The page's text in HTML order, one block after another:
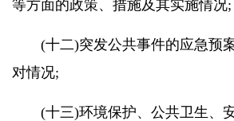
等方面的政策、措施及其实施情况;
(十二)突发公共事件的应急预
对情况;
(十三)环境保护、公共卫生、